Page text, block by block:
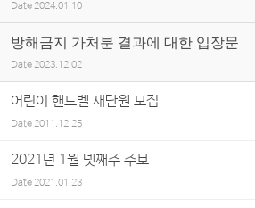
Date 2024.01.10
방해금지 가처분 결과에 대한 입장문
Date 2023.12.02
어린이 핸드벨 새단원 모집
Date2011.12.25
2021년 1월 넷째주 주보
Date2021.01.23